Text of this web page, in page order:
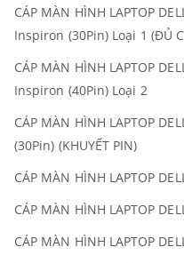
CÁP MÀN HÌNH LAPTOP
Inspiron (30Pin) Loại 1 (ĐỦ
CÁP MÀN HÌNH LAPTOP
Inspiron (40Pin) Loại 2
CÁP MÀN HÌNH LAPTOP
(30Pin) (KHUYẾT PIN)
CÁP MÀN HÌNH LAPTOP
CÁP MÀN HÌNH LAPTOP
CÁP MÀN HÌNH LAPTOP